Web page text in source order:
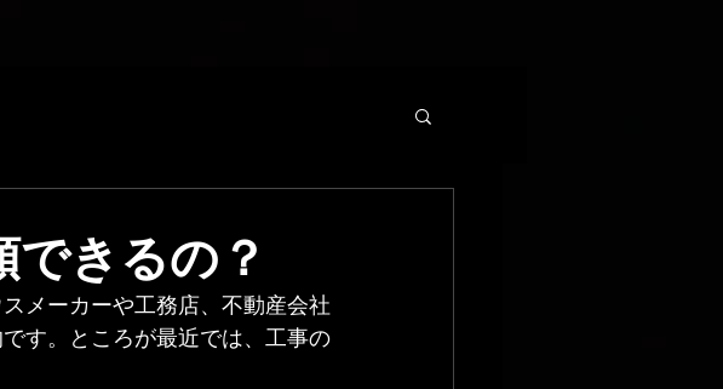
きるの？
メーカーや工務店、不動産会社
す。ところが最近では、工事の